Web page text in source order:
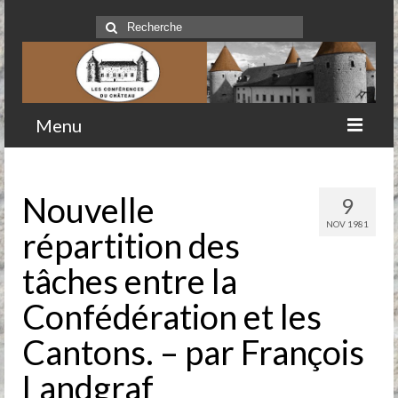
Rechercher
:
Menu
Qui sommes-nous
Historique
Comité
Clubs-service
Conférences
Prochaines conférences
9
NOV 1981
Nouvelle
répartition des
tâches entre la
Confédération et les
Cantons. – par François
Landgraf